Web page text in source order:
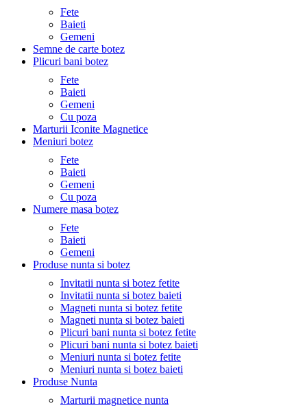
Fete
Baieti
Gemeni
Semne de carte botez
Plicuri bani botez
Fete
Baieti
Gemeni
Cu poza
Marturii Iconite Magnetice
Meniuri botez
Fete
Baieti
Gemeni
Cu poza
Numere masa botez
Fete
Baieti
Gemeni
Produse nunta si botez
Invitatii nunta si botez fetite
Invitatii nunta si botez baieti
Magneti nunta si botez fetite
Magneti nunta si botez baieti
Plicuri bani nunta si botez fetite
Plicuri bani nunta si botez baieti
Meniuri nunta si botez fetite
Meniuri nunta si botez baieti
Produse Nunta
Marturii magnetice nunta